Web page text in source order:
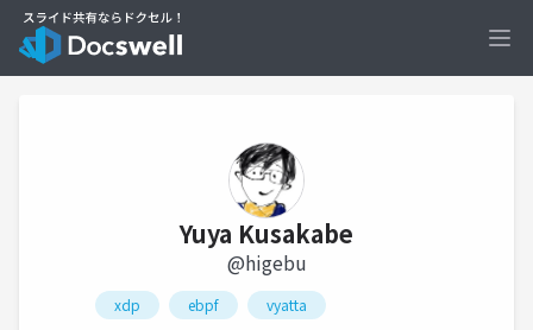
Yuya Kusakabe
@higebu
xdp ebpf vyatta